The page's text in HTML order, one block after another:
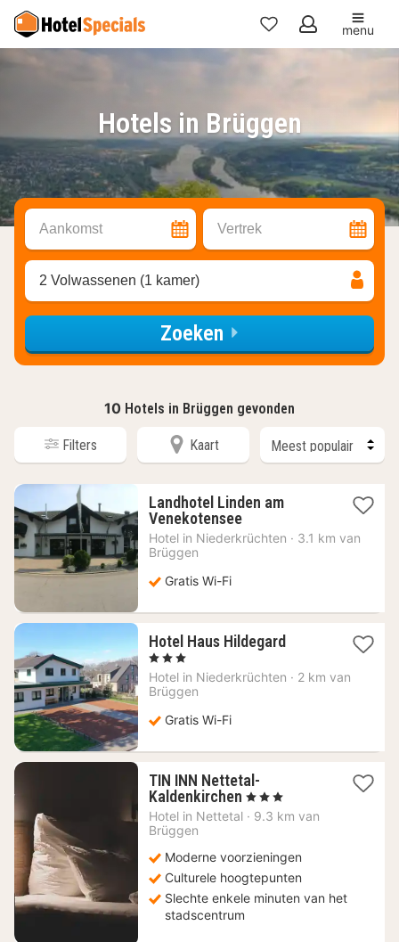
Mijn
menu
Hotels in Brüggen
Aankomst Vertrek
2 Volwassenen (1 kamer)
Zoeken
10 Hotels in Brüggen gevonden
Filters Kaart
Landhotel Linden am
Venekotensee1
nacht
Hotel in Niederkrüchten · 3.1 km van
Brüggen
Gratis Wi-Fi
Hotel Haus Hildegard1
vanaf
, 3 Sterren
Hotel in Niederkrüchten · 2 km van
Brüggen
Gratis Wi-Fi
TIN INN Nettetal-
Kaldenkirchen 1
nacht
€
, 3 Sterren
Hotel in Nettetal · 9.3 km van
Brüggen
Moderne voorzieningen
Culturele hoogtepunten
Slechte enkele minuten van het
stadscentrum